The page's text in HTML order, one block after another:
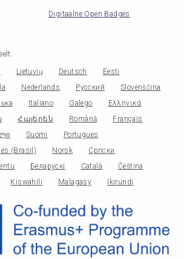
Digitaalne Open Badges
:
Lietuvių Deutsch
Eesti
Nederlands Русский
Slovenščina
Italiano Galego
Ελληνικά
Հայերեն Română
Français
Suomi
Portugues
(Brasil)
Norsk
Српски
Беларускі Català
Čeština
Kiswahili Malagasy Ikirundi